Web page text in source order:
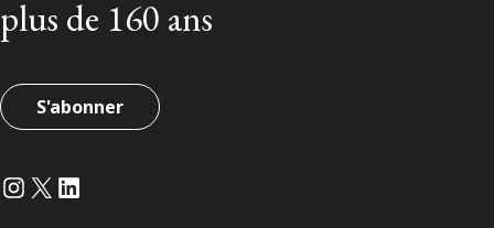
plus de 160 ans
S'abonner
Instagram
Twitter
LinkedIn